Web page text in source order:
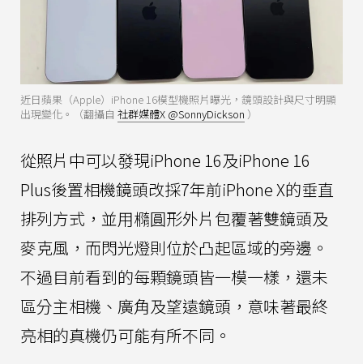
近日蘋果（Apple）iPhone 16模型機照片曝光，鏡頭設計與尺寸明顯
出現變化。（翻攝自 社群媒體X @SonnyDickson ）
從照片中可以發現iPhone 16及iPhone 16
Plus後置相機鏡頭改採7年前iPhone X的垂直
排列方式，並用橢圓形外片包覆著雙鏡頭及
麥克風，而閃光燈則位於凸起區域的旁邊。
不過目前看到的每顆鏡頭皆一模一樣，還未
區分主相機、廣角及望遠鏡頭，意味著最終
亮相的真機仍可能有所不同。